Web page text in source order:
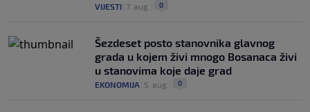
VIJESTI 7. aug. 0
Šezdeset posto stanovnika glavnog
grada u kojem živi mnogo Bosanaca živi
u stanovima koje daje grad
EKONOMIJA 5. aug. 0